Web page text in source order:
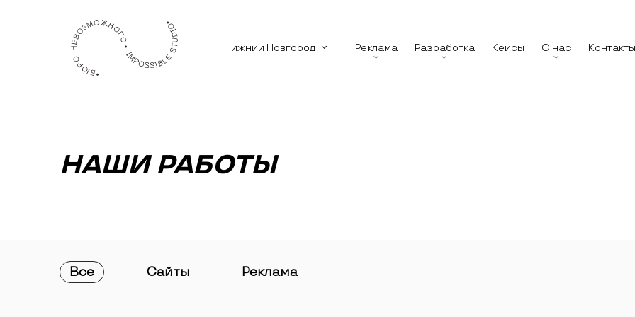
Нижний Новгород Реклама Разработка Кейсы О нас Контакты
НАШИ РАБОТЫ
Все Сайты Реклама